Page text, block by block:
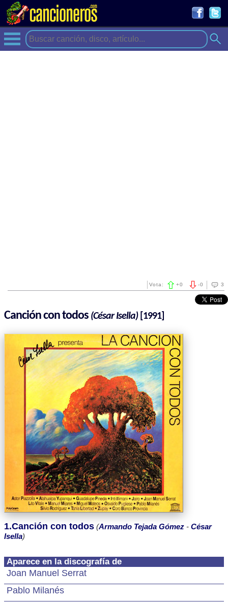
3
-0
Vota: +0
Canción con todos (César Isella)[1991]
Aparece en la discografía de
Joan Manuel Serrat
Pablo Milanés
1.Canción con todos (Armando Tejada Gómez - César
Isella)